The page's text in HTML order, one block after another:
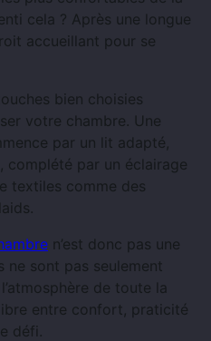
cela ? Après une longue
accueillant pour se
bien choisies
votre chambre. Une
par un lit adapté,
complété par un éclairage
textiles comme des
n’est donc pas une
ne sont pas seulement
de toute la
entre confort, praticité
défi.